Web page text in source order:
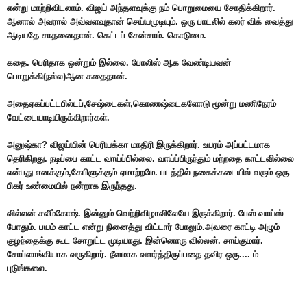
என்று மாற்றிவிடலாம். விஜய் அந்தளவுக்கு நம் பொறுமையை சோதிக்கிறார்.
ஆனால் அவரால் அவ்வளவுதான் செய்யமுடியும். ஒரு பாடலில் கலர் விக் வைத்து
ஆடியதே சாதனைதான். கெட்டப் சேன்சாம். கொடுமை.
கதை. பெரிதாக ஒன்றும் இல்லை. போலிஸ் ஆக வேண்டியவன்
பொறுக்கி(நல்ல)ஆன கதைதான்.
அதைஏகப்பட்டபில்டப்,சேஷ்டைகள்,கொணஷ்டைகளோடு மூன்று மணிநேரம்
வேட்டையாடியிருக்கிறார்கள்.
அனுஷ்கா? விஜய்யின் பெரியக்கா மாதிரி இருக்கிறார். உயரம் அப்பட்டமாக
தெரிகிறது. நடிப்பை காட்ட வாய்ப்பில்லை. வாய்ப்பிருந்தும் மற்றதை காட்டவில்லை
என்பது எனக்கும்,கேபிளுக்கும் ஏமாற்றமே. படத்தில் நகைக்கடையில் வரும் ஒரு
பிகர் உண்மையில் நன்றாக இருந்தது.
வில்லன் சலீம்கோஷ். இன்னும் வெற்றிவிழாவிலேயே இருக்கிறார். பேஸ் வாய்ஸ்
போதும். பயம் காட்ட என்று நினைத்து விட்டார் போலும்.அவரை காட்டி அழும்
குழந்தைக்கு கூட சோறுட்ட முடியாது. இன்னொரு வில்லன். சாய்குமார்.
சோப்ளாங்கியாக வருகிறார். நீளமாக வளர்த்திருப்பதை தவிர ஒரு.... ம்
புடுங்கலை.